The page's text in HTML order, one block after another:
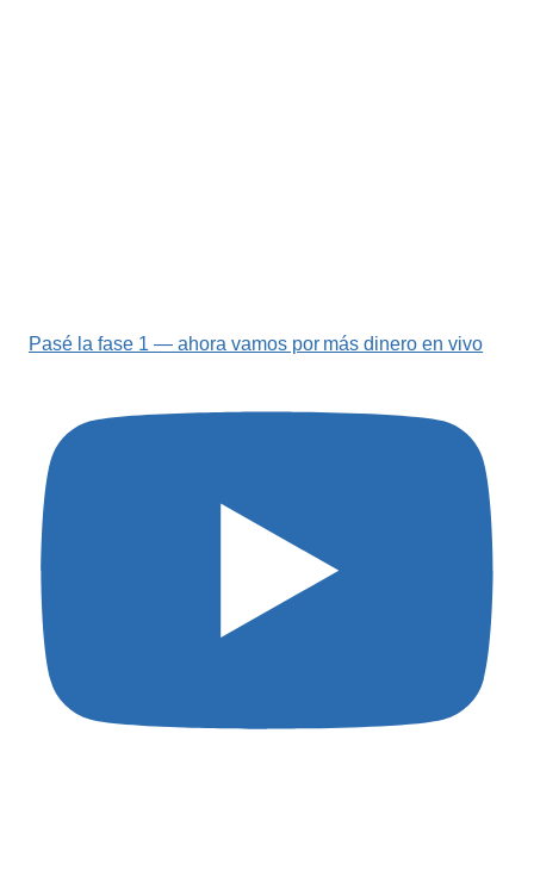
Pasé la fase 1 — ahora vamos por más dinero en vivo